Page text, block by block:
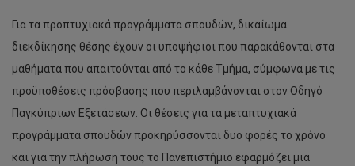
Για τα προπτυχιακά προγράμματα σπουδών, δικαίωμα
διεκδίκησης θέσης έχουν οι υποψήφιοι που παρακάθονται στα
μαθήματα που απαιτούνται από το κάθε Τμήμα, σύμφωνα με τις
προϋποθέσεις πρόσβασης που περιλαμβάνονται στον Οδηγό
Παγκύπριων Εξετάσεων. Οι θέσεις για τα μεταπτυχιακά
προγράμματα σπουδών προκηρύσσονται δυο φορές το χρόνο
και για την πλήρωση τους το Πανεπιστήμιο εφαρμόζει μια